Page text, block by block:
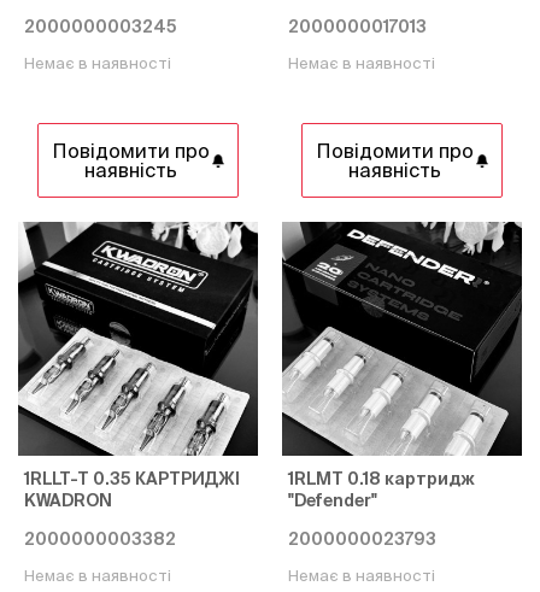
2000000003245
Немає в наявності
Повідомити про
наявність
2000000017013
Немає в наявності
Повідомити про
наявність
1RLLT-T 0.35 КАРТРИДЖІ
KWADRON
2000000003382
Немає в наявності
1RLMT 0.18 картридж
"Defender"
2000000023793
Немає в наявності